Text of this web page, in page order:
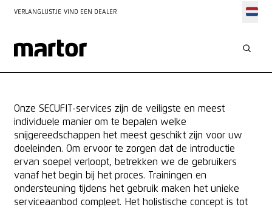
VERLANGLIJSTJE VIND EEN DEALER
SECUFIT
Onze SECUFIT-services zijn de veiligste en meest
individuele manier om te bepalen welke
snijgereedschappen het meest geschikt zijn voor uw
doeleinden. Om ervoor te zorgen dat de introductie
ervan soepel verloopt, betrekken we de gebruikers
vanaf het begin bij het proces. Trainingen en
ondersteuning tijdens het gebruik maken het unieke
serviceaanbod compleet. Het holistische concept is tot